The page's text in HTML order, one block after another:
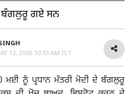
ਬੰਗਲੁਰੂ ਗਏ ਸਨ
13, 2026 10:53 AM IST
ਮਈ ਨੂੰ ਪ੍ਰਧਾਨ ਮੰਤਰੀ ਮੋਦੀ ਦੇ ਬੰਗਲੁਰੂ